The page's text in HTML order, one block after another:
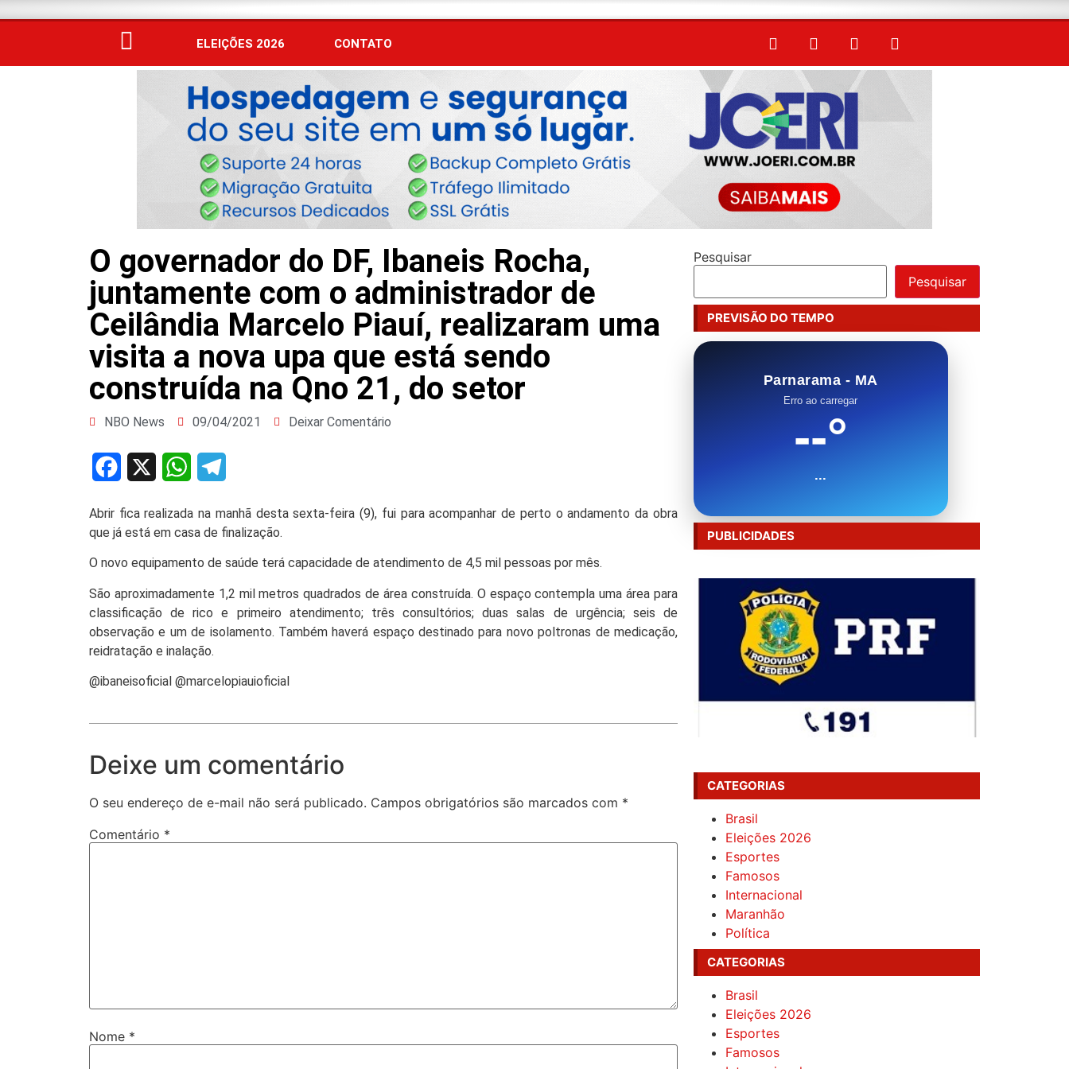
ELEIÇÕES 2026 CONTATO
O governador do DF, Ibaneis Rocha,
juntamente com o administrador de
Ceilândia Marcelo Piauí, realizaram uma
visita a nova upa que está sendo
construída na Qno 21, do setor
NBO News 09/04/2021 Deixar Comentário
Facebook WhatsApp
Abrir fica realizada na manhã desta sexta-feira (9), fui para acompanhar de perto o andamento da obra
que já está em casa de finalização.
O novo equipamento de saúde terá capacidade de atendimento de 4,5 mil pessoas por mês.
São aproximadamente 1,2 mil metros quadrados de área construída. O espaço contempla uma área para
classificação de rico e primeiro atendimento; três consultórios; duas salas de urgência; seis de
observação e um de isolamento. Também haverá espaço destinado para novo poltronas de medicação,
reidratação e inalação.
@ibaneisoficial @marcelopiauioficial
Deixe um comentário
O seu endereço de e-mail não será publicado. Campos obrigatórios são marcados com *
Comentário *
Nome *
Pesquisar
Pesquisar
PREVISÃO DO TEMPO
Parnarama - MA
Erro ao carregar
--°
...
PUBLICIDADES
CATEGORIAS
Brasil
Eleições 2026
Esportes
Famosos
Internacional
Maranhão
Política
CATEGORIAS
Brasil
Eleições 2026
Esportes
Famosos